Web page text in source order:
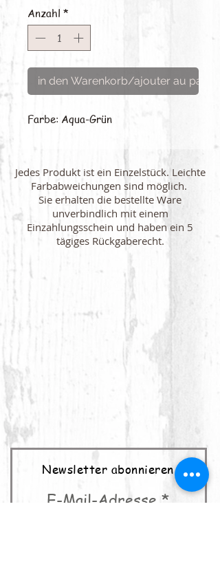
Anzahl *
in den Warenkorb/ajouter au panier
Farbe: Aqua-Grün
Jedes Produkt ist ein Einzelstück. Leichte
Farbabweichungen sind möglich.
Sie erhalten die bestellte Ware
unverbindlich mit einem
Einzahlungsschein und haben ein 5
tägiges Rückgaberecht.
Newsletter abonnieren
E-Mail-Adresse